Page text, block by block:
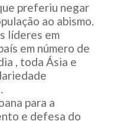
preferiu negar
ao abismo.
líderes em
em número de
, toda Ásia e
para a
e defesa do